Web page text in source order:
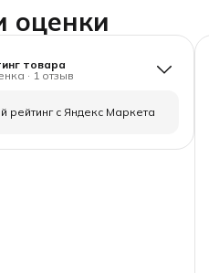
оценки
товара
· 1 отзыв
рейтинг с Яндекс Маркета
1